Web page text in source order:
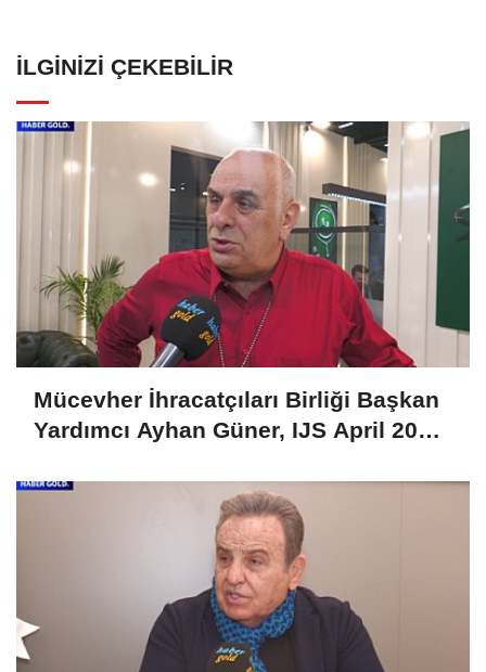
İLGINIZI ÇEKEBILIR
Mücevher İhracatçıları Birliği Başkan
Yardımcı Ayhan Güner, IJS April 2025